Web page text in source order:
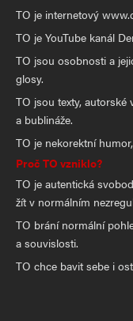
TO je internetový
TO je YouTube kanál
TO jsou osobnosti a
glosy.
TO jsou texty, autorské
a bublináže.
TO je nekorektní
Proč TO vzniklo?
TO je autentická
žít v normálním
TO brání normální
a souvislosti.
TO chce bavit sebe i